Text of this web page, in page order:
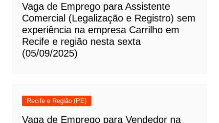
Vaga de Emprego para Assistente
Comercial (Legalização e Registro) sem
experiência na empresa Carrilho em
Recife e região nesta sexta
(05/09/2025)
Recife e Região (PE)
Vaga de Emprego para Vendedor na